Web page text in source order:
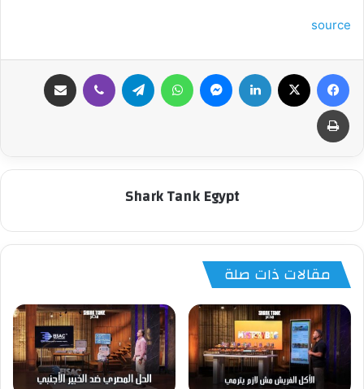
source
فيسبوك لينكدإن ماسنجر واتساب تيلقرام ڤايبر
طباعة
Shark Tank Egypt
مقالات ذات صلة